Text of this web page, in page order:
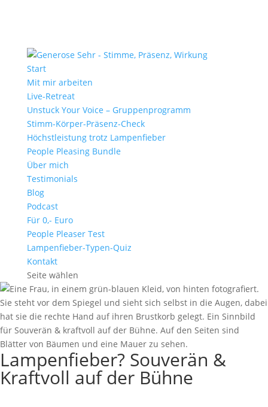
Start
Mit mir arbeiten
Live-Retreat
Unstuck Your Voice – Gruppenprogramm
Stimm-Körper-Präsenz-Check
Höchstleistung trotz Lampenfieber
People Pleasing Bundle
Über mich
Testimonials
Blog
Podcast
Für 0,- Euro
People Pleaser Test
Lampenfieber-Typen-Quiz
Kontakt
Seite wählen
Lampenfieber? Souverän &
Kraftvoll auf der Bühne